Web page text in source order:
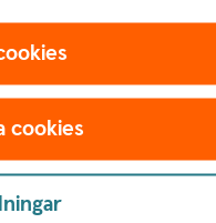
lånet.
din typ av
att beviljas
cookies